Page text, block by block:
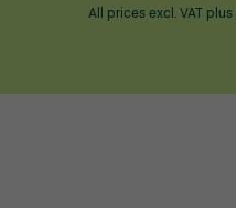
All prices excl. VAT plus